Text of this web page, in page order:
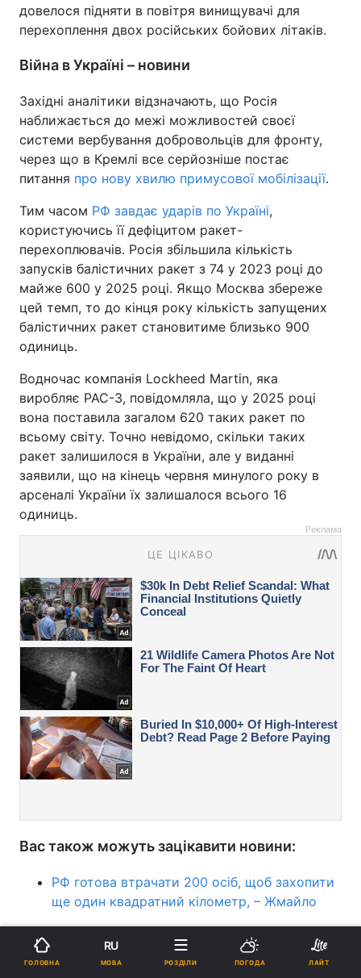
довелося підняти в повітря винищувачі для
перехоплення двох російських бойових літаків.
Війна в Україні – новини
Західні аналітики відзначають, що Росія
наближається до межі можливостей своєї
системи вербування добровольців для фронту,
через що в Кремлі все серйозніше постає
питання про нову хвилю примусової мобілізації.
Тим часом РФ завдає ударів по Україні,
користуючись її дефіцитом ракет-
перехоплювачів. Росія збільшила кількість
запусків балістичних ракет з 74 у 2023 році до
майже 600 у 2025 році. Якщо Москва збереже
цей темп, то до кінця року кількість запущених
балістичних ракет становитиме близько 900
одиниць.
Водночас компанія Lockheed Martin, яка
виробляє PAC-3, повідомляла, що у 2025 році
вона поставила загалом 620 таких ракет по
всьому світу. Точно невідомо, скільки таких
ракет залишилося в України, але у виданні
заявили, що на кінець червня минулого року в
арсеналі України їх залишалося всього 16
одиниць.
Реклама
Вас також можуть зацікавити новини:
РФ готова втрачати 200 осіб, щоб захопити
ще один квадратний кілометр, – Жмайло
Дрони не зруйнують мости до Криму, але
удари потрібно продовжувати: аналітики
ГОЛОВНА
RU
МОВА РОЗДІЛИ ПОГОДА ЛАЙТ